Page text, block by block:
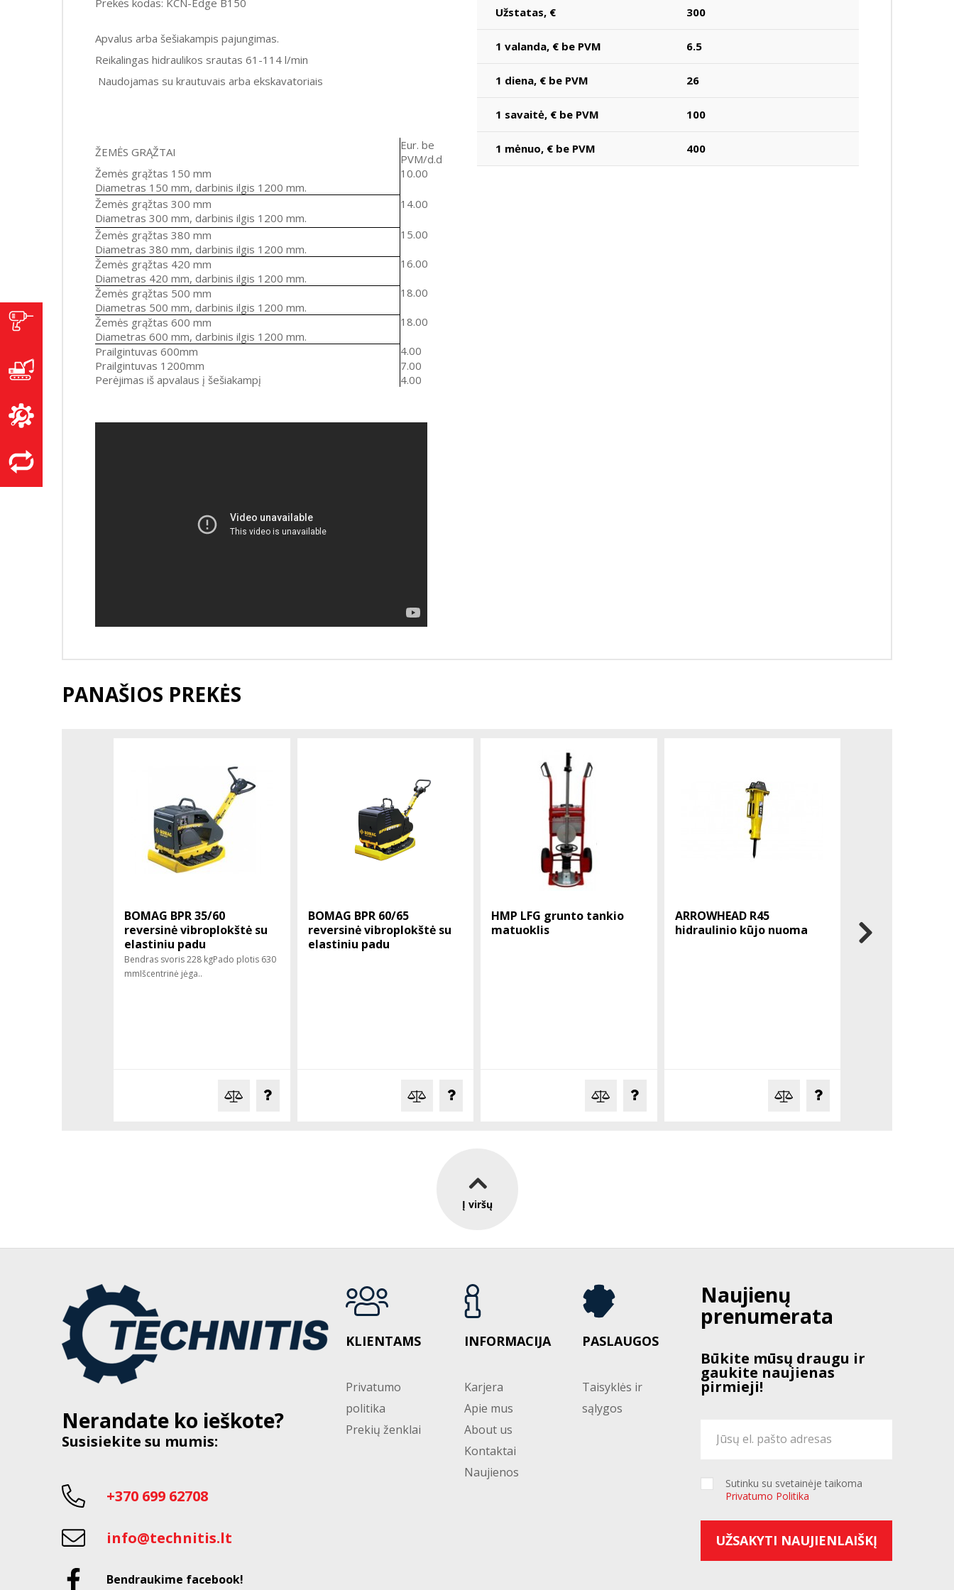
Prekės kodas: KCN-Edge B150
Apvalus arba šešiakampis pajungimas.
Reikalingas hidraulikos srautas 61-114 l/min
Naudojamas su krautuvais arba ekskavatoriais
ŽEMĖS GRĄŽTAI
Eur. be
PVM/d.d
Žemės grąžtas 150 mm
Diametras 150 mm, darbinis ilgis 1200 mm.
10.00
Žemės grąžtas 300 mm
Diametras 300 mm, darbinis ilgis 1200 mm.
14.00
Žemės grąžtas 380 mm
Diametras 380 mm, darbinis ilgis 1200 mm.
15.00
Žemės grąžtas 420 mm
Diametras 420 mm, darbinis ilgis 1200 mm.
16.00
Žemės grąžtas 500 mm
Diametras 500 mm, darbinis ilgis 1200 mm.
18.00
Žemės grąžtas 600 mm
Diametras 600 mm, darbinis ilgis 1200 mm.
18.00
Prailgintuvas 600mm
4.00
Prailgintuvas 1200mm
7.00
Perėjimas iš apvalaus į šešiakampį
4.00
Užstatas, € 300
1 valanda, € be PVM 6.5
1 diena, € be PVM 26
1 savaitė, € be PVM 100
1 mėnuo, € be PVM 400
PANAŠIOS PREKĖS
BOMAG BPR 35/60
reversinė vibroplokštė su
elastiniu padu
Bendras svoris 228 kgPado plotis 630
mmIšcentrinė jėga..
BOMAG BPR 60/65
reversinė vibroplokštė su
elastiniu padu
HMP LFG grunto tankio
matuoklis
ARROWHEAD R45
hidraulinio kūjo nuoma
hidraulinis kūjis
Į viršų
Nerandate ko ieškote?
Susisiekite su mumis:
+370 699 62708
info@technitis.lt
Bendraukime facebook!
KLIENTAMS
Privatumo
politika
Prekių ženklai
INFORMACIJA
Karjera
Apie mus
About us
Kontaktai
Naujienos
PASLAUGOS
Taisyklės ir
sąlygos
Naujienų
prenumerata
Būkite mūsų draugu ir
gaukite naujienas
pirmieji!
Sutinku su svetainėje taikoma
Privatumo Politika
UŽSAKYTI NAUJIENLAIŠKĮ